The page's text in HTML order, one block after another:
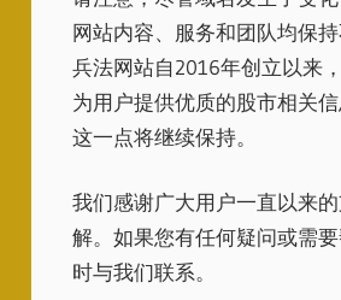
网站内容、服务和团队均保
兵法网站自2016年创立以来
为用户提供优质的股市相关信
这一点将继续保持。
我们感谢广大用户一直以来
解。如果您有任何疑问或需
时与我们联系。